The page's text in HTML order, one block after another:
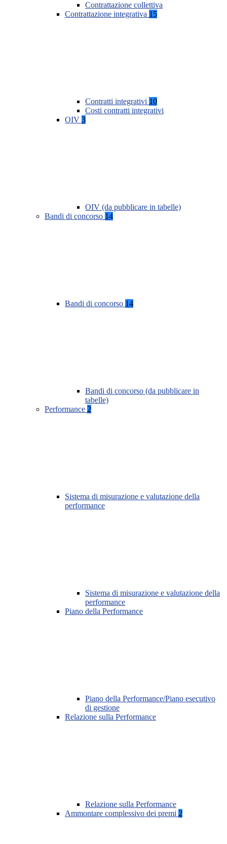
Contrattazione collettiva
Contrattazione integrativa 15
Contratti integrativi 10
Costi contratti integrativi
OIV 3
OIV (da pubblicare in tabelle)
Bandi di concorso 14
Bandi di concorso 14
Bandi di concorso (da pubblicare in
tabelle)
Performance 2
Sistema di misurazione e valutazione della
performance
Sistema di misurazione e valutazione della
performance
Piano della Performance
Piano della Performance/Piano esecutivo
di gestione
Relazione sulla Performance
Relazione sulla Performance
Ammontare complessivo dei premi 2